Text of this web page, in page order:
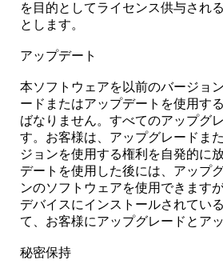
を目的としてライセンス供与され
とします。
アップデート
本ソフトウェアを以前のバージョ
ードまたはアップデートを使用す
ばなりません。すべてのアップグ
す。お客様は、アップグレードま
ジョンを使用する権利を自発的に
デートを使用した後には、アップ
ンのソフトウェアを使用できます
デバイスにインストールされてい
て、お客様にアップグレードとア
秘密保持